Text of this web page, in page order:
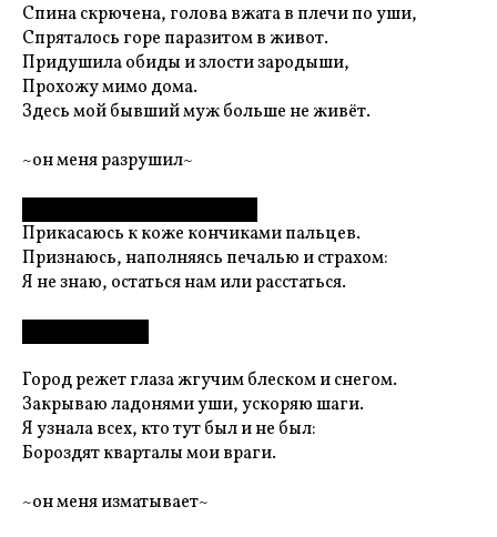
Спина скрючена, голова вжата в плечи по уши,
Спряталось горе паразитом в живот.
Придушила обиды и злости зародыши,
Прохожу мимо дома.
Здесь мой бывший муж больше не живёт.
~он меня разрушил~
Прикасаюсь к коже кончиками пальцев.
Признаюсь, наполняясь печалью и страхом:
Я не знаю, остаться нам или расстаться.
Город режет глаза жгучим блеском и снегом.
Закрываю ладонями уши, ускоряю шаги.
Я узнала всех, кто тут был и не был:
Бороздят кварталы мои враги.
~он меня изматывает~